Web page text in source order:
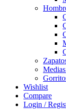
Wishlist
Compare
Login /